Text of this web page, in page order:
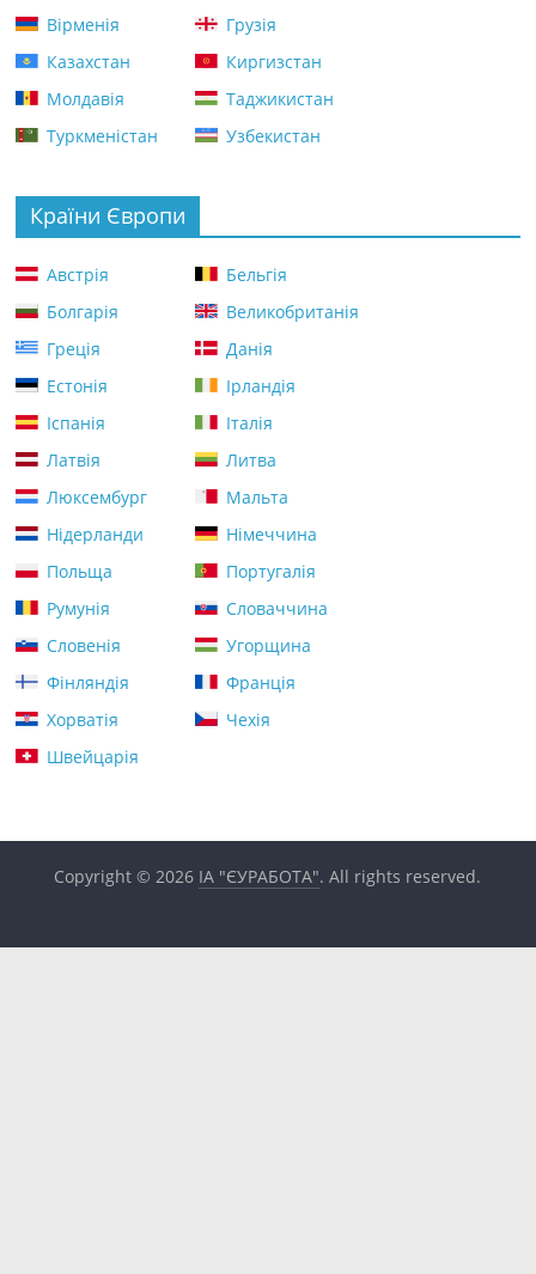
Вірменія
Грузія
Казахстан
Киргизстан
Молдавія
Таджикистан
Туркменістан
Узбекистан
Країни Європи
Австрія
Бельгія
Болгарія
Великобританія
Греція
Данія
Естонія
Ірландія
Іспанія
Італія
Латвія
Литва
Люксембург
Мальта
Нідерланди
Німеччина
Польща
Португалія
Румунія
Словаччина
Словенія
Угорщина
Фінляндія
Франція
Хорватія
Чехія
Швейцарія
Copyright © 2026 ІА "ЄУРАБОТА". All rights reserved.